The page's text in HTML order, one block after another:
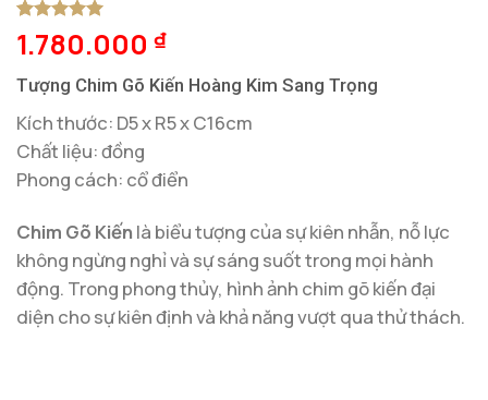
5trên 5
dựa trên
1
1.780.000 ₫
Tượng Chim Gõ Kiến Hoàng Kim Sang Trọng
Kích thước: D5 x R5 x C16cm
Chất liệu: đồng
Phong cách: cổ điển
Chim Gõ Kiến là biểu tượng của sự kiên nhẫn, nỗ lực
không ngừng nghỉ và sự sáng suốt trong mọi hành
động. Trong phong thủy, hình ảnh chim gõ kiến đại
diện cho sự kiên định và khả năng vượt qua thử thách.